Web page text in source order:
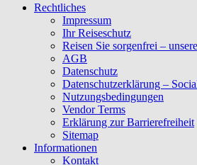
Rechtliches
Impressum
Ihr Reiseschutz
Reisen Sie sorgenfrei –
AGB
Datenschutz
Datenschutzerklärung –
Nutzungsbedingungen
Vendor Terms
Erklärung zur Barrierefreiheit
Sitemap
Informationen
Kontakt